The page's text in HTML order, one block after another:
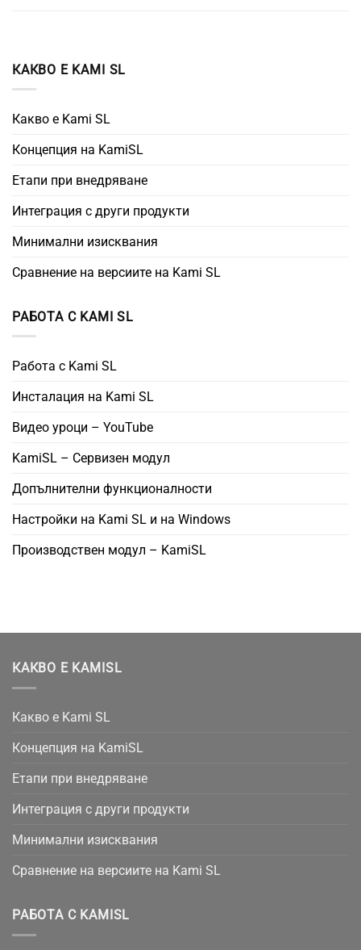
КАКВО Е KAMI SL
Какво е Kami SL
Концепция на KamiSL
Етапи при внедряване
Интеграция с други продукти
Минимални изисквания
Сравнение на версиите на Kami SL
РАБОТА С KAMI SL
Работа с Kami SL
Инсталация на Kami SL
Видео уроци – YouTube
KamiSL – Сервизен модул
Допълнителни функционалности
Настройки на Kami SL и на Windows
Производствен модул – KamiSL
КАКВО Е KAMISL
Какво е Kami SL
Концепция на KamiSL
Етапи при внедряване
Интеграция с други продукти
Минимални изисквания
Сравнение на версиите на Kami SL
РАБОТА С KAMISL